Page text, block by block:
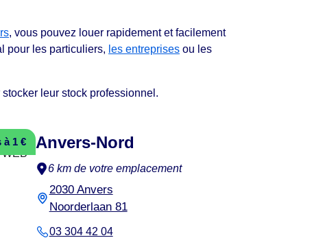
, vous pouvez louer rapidement et facilement
pour les particuliers, les entreprises ou les
stocker leur stock professionnel.
à 1 € Anvers-Nord
6 km de votre emplacement
2030 Anvers
Noorderlaan 81
03 304 42 04